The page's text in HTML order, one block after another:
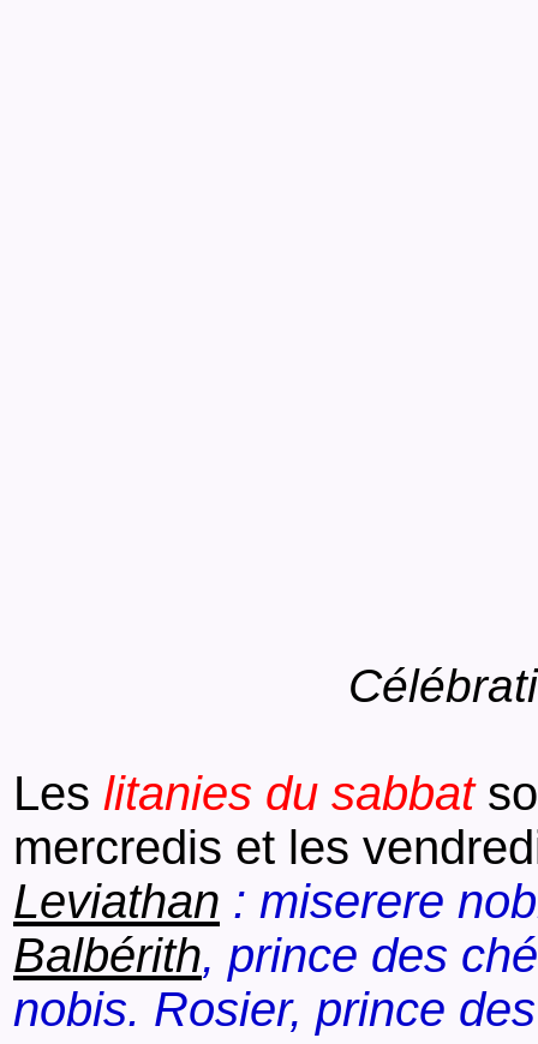
Les litanies du sabbat
mercredis et les
Leviathan : miserere
Balbérith, prince des
nobis. Rosier, prince